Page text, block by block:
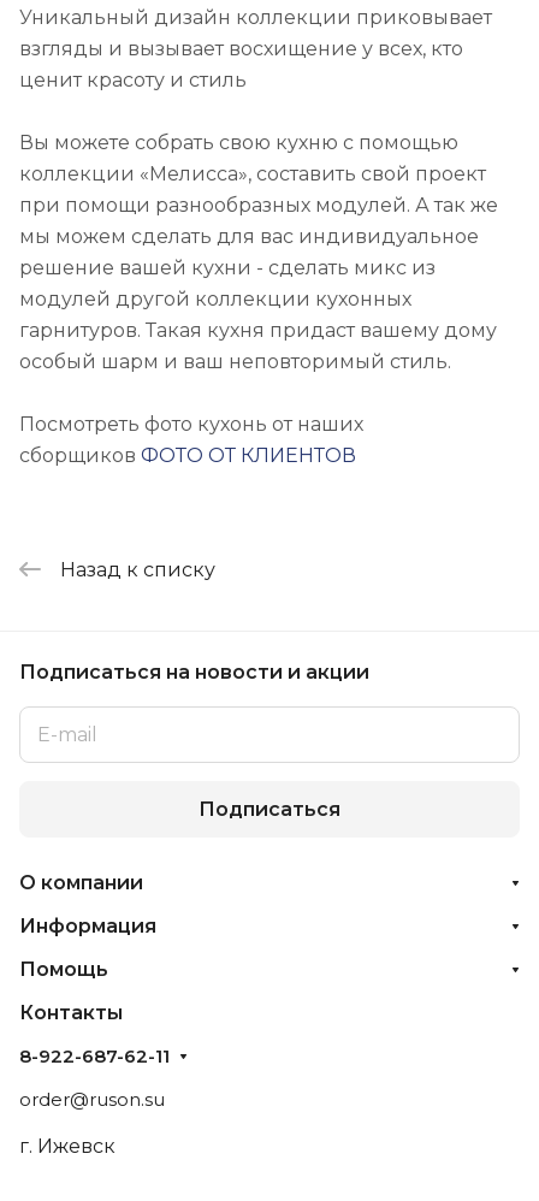
Уникальный дизайн коллекции приковывает
взгляды и вызывает восхищение у всех, кто
ценит красоту и стиль
Вы можете собрать свою кухню с помощью
коллекции «Мелисса», составить свой проект
при помощи разнообразных модулей. А так же
мы можем сделать для вас индивидуальное
решение вашей кухни - сделать микс из
модулей другой коллекции кухонных
гарнитуров. Такая кухня придаст вашему дому
особый шарм и ваш неповторимый стиль.
Посмотреть фото кухонь от наших
сборщиков ФОТО ОТ КЛИЕНТОВ
Назад к списку
Подписаться на новости и акции
Подписаться
О компании
Информация
Помощь
Контакты
8-922-687-62-11
order@ruson.su
г. Ижевск